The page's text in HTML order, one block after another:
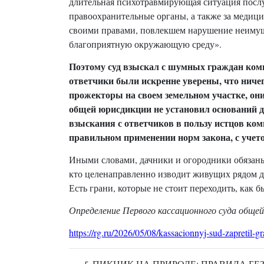
правоохранительные органы, а также за
своими правами, повлекшем нарушение
благоприятную окружающую среду».
Поэтому суд взыскал с шумных граждан
ответчики были искренне уверены, что
прожекторы на своем земельном участке,
общей юрисдикции не установил оснований
взыскания с ответчиков в пользу истцов
правильном применении норм закона, с
Иными словами, дачники и огородники
кто целенаправленно изводит живущих рядом
Есть грани, которые не стоит переходить, как
Определение Первого кассационного суда
https://rg.ru/2026/05/08/kassacionnyj-sud-zapretil-